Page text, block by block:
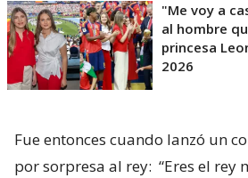
"Me voy a
al hombre
princesa
2026
Fue entonces cuando lanzó un
por sorpresa al rey: “Eres el rey